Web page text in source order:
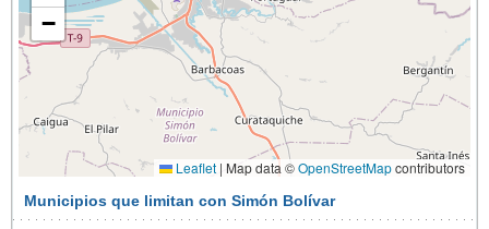
−
Leaflet | Map data ©OpenStreetMapcontributors
Municipios que limitan con Simón Bolívar